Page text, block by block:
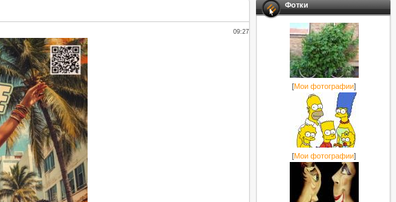
09:27
Фотки
[Мои фотографии]
[Мои фотографии]